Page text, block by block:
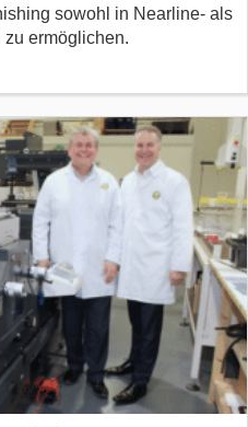
sowohl in Nearline- als
ermöglichen.